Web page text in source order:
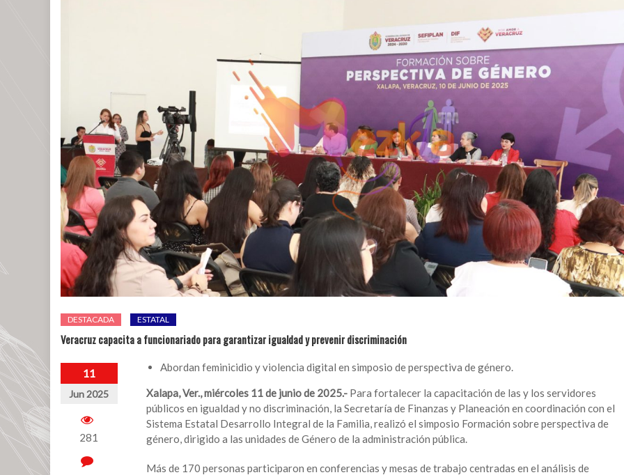
DESTACADA ESTATAL
Veracruz capacita a funcionariado para garantizar igualdad y prevenir discriminación
11
Jun 2025
281
Abordan feminicidio y violencia digital en simposio de perspectiva de género.
Xalapa, Ver., miércoles 11 de junio de 2025.-Para fortalecer la capacitación de las y los servidores
públicos en igualdad y no discriminación, la Secretaría de Finanzas y Planeación en coordinación con el
Sistema Estatal Desarrollo Integral de la Familia, realizó el simposio Formación sobre perspectiva de
género, dirigido a las unidades de Género de la administración pública.
Más de 170 personas participaron en conferencias y mesas de trabajo centradas en el análisis de